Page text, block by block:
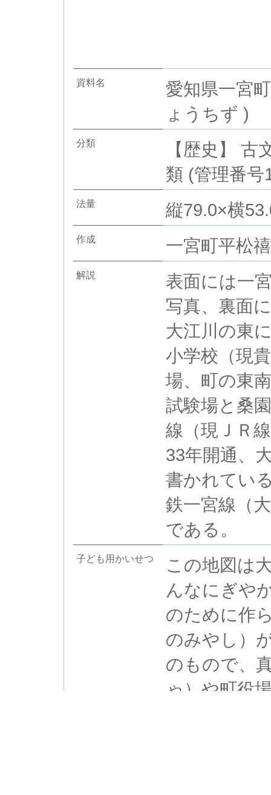
資料名
愛知県一宮
ょうちず )
分類
【歴史】 古
類 (管理番号
法量 縦79.0×横
作成 一宮町平松
解説
表面には一
写真、裏面
大江川の東
小学校（現
場、町の東
試験場と桑
線（現ＪＲ
33年開通、
書かれてい
鉄一宮線（
である。
子ども用かいせつ
この地図は
んなにぎや
のために作
のみやし）
のもので、
ゃ）や町役